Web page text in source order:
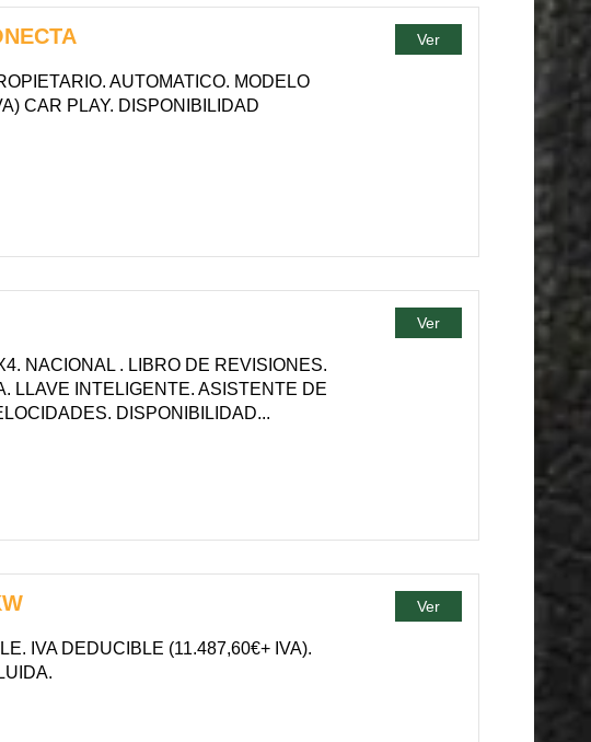
AUTOMATICO. MODELO
CAR PLAY. DISPONIBILIDAD
Ver
NACIONAL . LIBRO DE REVISIONES.
LLAVE INTELIGENTE. ASISTENTE DE
DISPONIBILIDAD...
Ver
IVA DEDUCIBLE (11.487,60€+ IVA).
Ver